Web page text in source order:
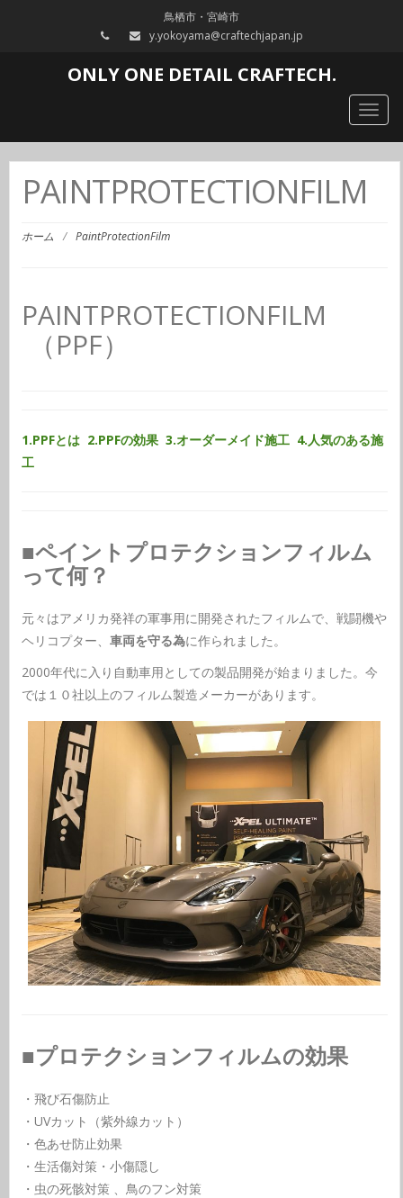
鳥栖市・宮崎市
y.yokoyama@craftechjapan.jp
ONLY ONE DETAIL CRAFTECH.
PAINTPROTECTIONFILM
ホーム / PaintProtectionFilm
PAINTPROTECTIONFILM
（PPF）
1.PPFとは 2.PPFの効果 3.オーダーメイド施工 4.人気のある施
工
■ペイントプロテクションフィルム
って何？
元々はアメリカ発祥の軍事用に開発されたフィルムで、戦闘機や
ヘリコプター、 車両を守る為に作られました。
2000年代に入り自動車用としての製品開発が始まりました。今
では１０社以上のフィルム製造メーカーがあります。
■プロテクションフィルムの効果
・飛び石傷防止
・UVカット（紫外線カット）
・色あせ防止効果
・生活傷対策・小傷隠し
・虫の死骸対策 、鳥のフン対策